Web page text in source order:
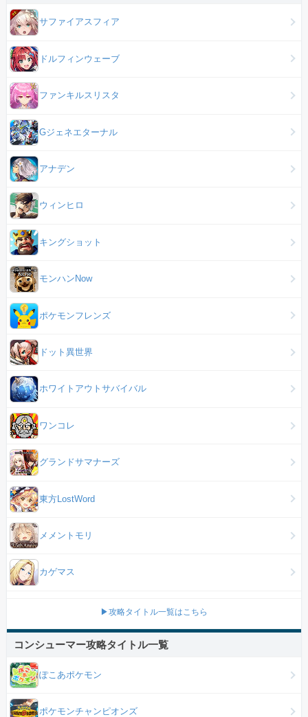
サファイアスフィア
ドルフィンウェーブ
ファンキルスリスタ
Gジェネエターナル
アナデン
ウィンヒロ
キングショット
モンハンNow
ポケモンフレンズ
ドット異世界
ホワイトアウトサバイバル
ワンコレ
グランドサマナーズ
東方LostWord
メメントモリ
カゲマス
▶攻略タイトル一覧はこちら
コンシューマー攻略タイトル一覧
ぽこあポケモン
ポケモンチャンピオンズ